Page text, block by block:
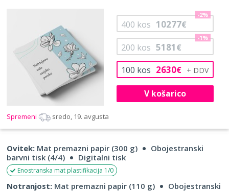
100 kos 2630€
200 kos 5181€
-1%
400 kos 10277€
-2%
V košarico
Spremeni sredo, 19. avgusta
Ovitek: Mat premazni papir (300 g)
Obojestranski
barvni tisk (4/4)
Digitalni tisk
Enostranska mat plastifikacija 1/0
Notranjost: Mat premazni papir (110 g)
Obojestranski